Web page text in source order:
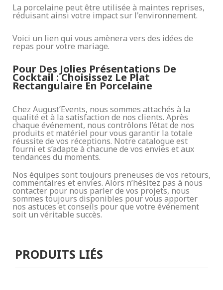
La porcelaine peut être utilisée à maintes reprises,
réduisant ainsi votre impact sur l'environnement.
Voici un lien qui vous amènera vers des idées de
repas pour votre mariage.
Pour Des Jolies Présentations De
Cocktail : Choisissez Le Plat
Rectangulaire En Porcelaine
Chez August’Events, nous sommes attachés à la
qualité et à la satisfaction de nos clients. Après
chaque événement, nous contrôlons l’état de nos
produits et matériel pour vous garantir la totale
réussite de vos réceptions. Notre catalogue est
fourni et s’adapte à chacune de vos envies et aux
tendances du moments.
Nos équipes sont toujours preneuses de vos retours,
commentaires et envies. Alors n’hésitez pas à nous
contacter pour nous parler de vos projets, nous
sommes toujours disponibles pour vous apporter
nos astuces et conseils pour que votre événement
soit un véritable succès.
PRODUITS LIÉS